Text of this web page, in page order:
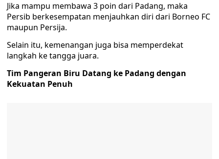
Jika mampu membawa 3 poin dari Padang, maka
Persib berkesempatan menjauhkan diri dari Borneo FC
maupun Persija.
Selain itu, kemenangan juga bisa memperdekat
langkah ke tangga juara.
Tim Pangeran Biru Datang ke Padang dengan
Kekuatan Penuh